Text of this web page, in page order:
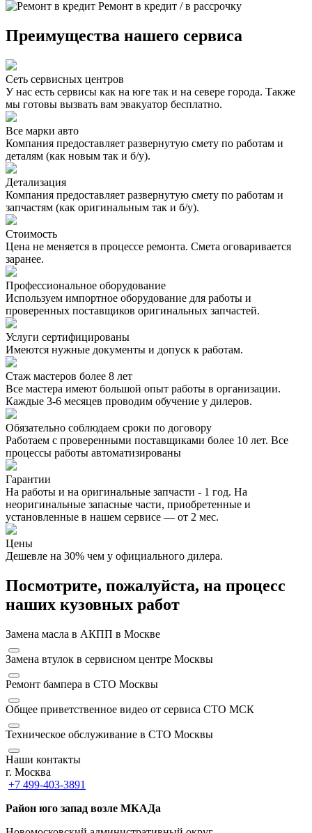
Ремонт в кредит / в рассрочку
Преимущества нашего сервиса
Сеть сервисных центров
У нас есть сервисы как на юге так и на севере города. Также
мы готовы вызвать вам эвакуатор бесплатно.
Все марки авто
Компания предоставляет развернутую смету по работам и
деталям (как новым так и б/у).
Детализация
Компания предоставляет развернутую смету по работам и
запчастям (как оригинальным так и б/у).
Стоимость
Цена не меняется в процессе ремонта. Смета оговаривается
заранее.
Профессиональное оборудование
Используем импортное оборудование для работы и
проверенных поставщиков оригинальных запчастей.
Услуги сертифицированы
Имеются нужные документы и допуск к работам.
Стаж мастеров более 8 лет
Все мастера имеют большой опыт работы в организации.
Каждые 3-6 месяцев проводим обучение у дилеров.
Обязательно соблюдаем сроки по договору
Работаем с проверенными поставщиками более 10 лет. Все
процессы работы автоматизированы
Гарантии
На работы и на оригинальные запчасти - 1 год. На
неоригинальные запасные части, приобретенные и
установленные в нашем сервисе — от 2 мес.
Цены
Дешевле на 30% чем у официального дилера.
Посмотрите, пожалуйста, на процесс
наших кузовных работ
Замена масла в АКПП в Москве
Замена втулок в сервисном центре Москвы
Ремонт бампера в СТО Москвы
Общее приветственное видео от сервиса СТО МСК
Техническое обслуживание в СТО Москвы
Наши контакты
г. Москва
+7 499-403-3891
Район юго запад возле МКАДа